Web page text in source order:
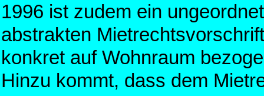
1996 ist zudem ein
abstrakten
konkret auf Wohnraum
Hinzu kommt, dass dem